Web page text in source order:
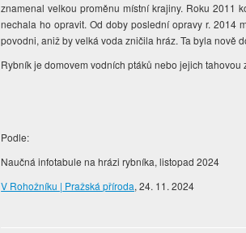
znamenal velkou proměnu místní krajiny. Roku 2011
nechala ho opravit. Od doby poslední opravy r. 2014
povodni, aniž by velká voda zničila hráz. Ta byla nově
Rybník je domovem vodních ptáků nebo jejich tahovou
Podle:
Naučná infotabule na hrázi rybníka, listopad 2024
V Rohožníku | Pražská příroda, 24. 11. 2024